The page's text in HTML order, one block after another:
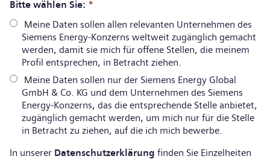
Bitte wählen Sie: *
Meine Daten sollen allen relevanten Unternehmen des
Siemens Energy-Konzerns weltweit zugänglich gemacht
werden, damit sie mich für offene Stellen, die meinem
Profil entsprechen, in Betracht ziehen.
Meine Daten sollen nur der Siemens Energy Global
GmbH & Co. KG und dem Unternehmen des Siemens
Energy-Konzerns, das die entsprechende Stelle anbietet,
zugänglich gemacht werden, um mich nur für die Stelle
in Betracht zu ziehen, auf die ich mich bewerbe.
In unserer Datenschutzerklärung finden Sie Einzelheiten